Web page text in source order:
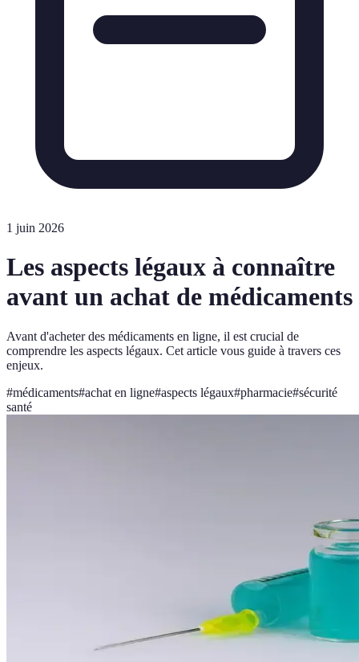
1 juin 2026
Les aspects légaux à connaître
avant un achat de médicaments
Avant d'acheter des médicaments en ligne, il est crucial de
comprendre les aspects légaux. Cet article vous guide à travers ces
enjeux.
#médicaments#achat en ligne#aspects légaux#pharmacie#sécurité
santé